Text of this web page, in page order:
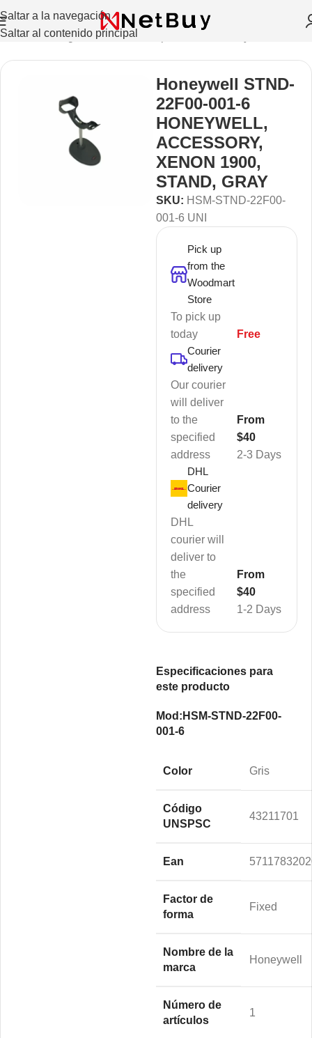
Saltar a la navegación
Saltar al contenido principal
De Código De Barras Y Capturadoras
Honeywell STND-
22F00-001-6
HONEYWELL,
ACCESSORY,
XENON 1900,
STAND, GRAY
SKU: HSM-STND-22F00-
001-6 UNI
Pick up
from the
Woodmart
Store
To pick up
today
Free
Courier
delivery
Our courier
will deliver
to the
specified
address
2-3 Days
From
$40
DHL
Courier
delivery
DHL
courier will
deliver to
the
specified
address
1-2 Days
From
$40
Especificaciones para
este producto
Mod:HSM-STND-22F00-
001-6
Color Gris
Código
UNSPSC
43211701
Ean
Factor de
forma
Fixed
Nombre de la
marca
Honeywell
Número de
artículos
1